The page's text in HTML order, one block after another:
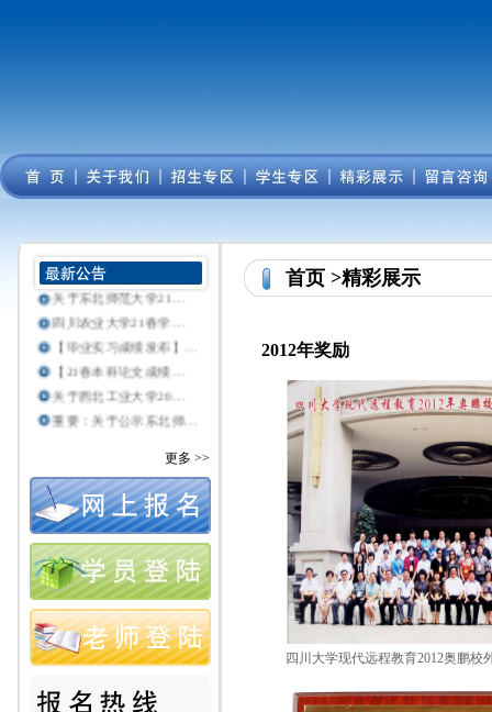
关于东北师范大学21…
关于东北师范大学21…
四川农业大学21春学…
【毕业实习成绩发布】…
【21春本科论文成绩…
关于西北工业大学20…
重要：关于公示东北师…
更多 >>
首页 >精彩展示
2012年奖励
四川大学现代远程教育2012奥鹏校